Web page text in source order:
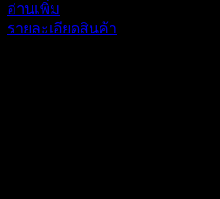
อ่านเพิ่ม
รายละเอียดสินค้า